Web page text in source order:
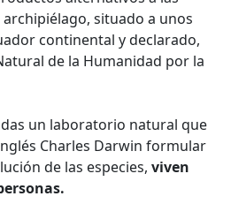
situado a unos
continental y declarado,
de la Humanidad por la
un laboratorio natural que
Charles Darwin formular
de las especies,viven